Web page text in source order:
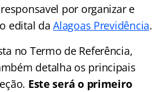
por organizar e
edital daAlagoas Previdência.
no Termo de Referência,
detalha os principais
Este será o primeiro